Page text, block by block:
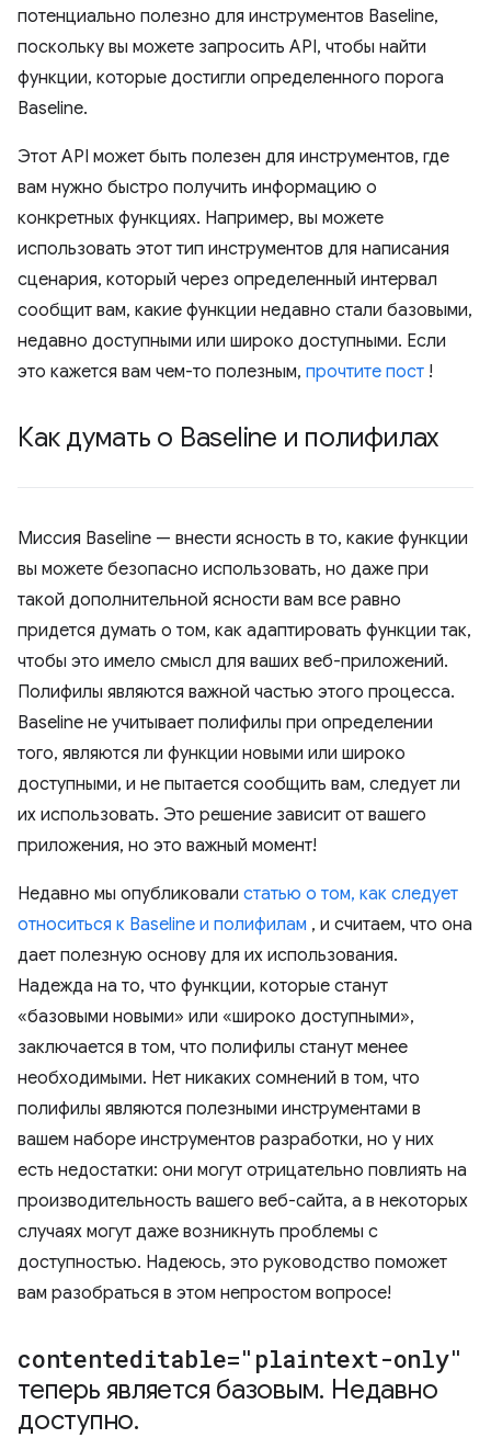
потенциально полезно для инструментов Baseline,
поскольку вы можете запросить API, чтобы найти
функции, которые достигли определенного порога
Baseline.
Этот API может быть полезен для инструментов, где
вам нужно быстро получить информацию о
конкретных функциях. Например, вы можете
использовать этот тип инструментов для написания
сценария, который через определенный интервал
сообщит вам, какие функции недавно стали базовыми,
недавно доступными или широко доступными. Если
это кажется вам чем-то полезным, прочтите пост !
Как думать о Baseline и полифилах
Миссия Baseline — внести ясность в то, какие функции
вы можете безопасно использовать, но даже при
такой дополнительной ясности вам все равно
придется думать о том, как адаптировать функции так,
чтобы это имело смысл для ваших веб-приложений.
Полифилы являются важной частью этого процесса.
Baseline не учитывает полифилы при определении
того, являются ли функции новыми или широко
доступными, и не пытается сообщить вам, следует ли
их использовать. Это решение зависит от вашего
приложения, но это важный момент!
Недавно мы опубликовали статью о том, как следует
относиться к Baseline и полифилам , и считаем, что она
дает полезную основу для их использования.
Надежда на то, что функции, которые станут
«базовыми новыми» или «широко доступными»,
заключается в том, что полифилы станут менее
необходимыми. Нет никаких сомнений в том, что
полифилы являются полезными инструментами в
вашем наборе инструментов разработки, но у них
есть недостатки: они могут отрицательно повлиять на
производительность вашего веб-сайта, а в некоторых
случаях могут даже возникнуть проблемы с
доступностью. Надеюсь, это руководство поможет
вам разобраться в этом непростом вопросе!
contenteditable="plaintext-only"
теперь является базовым. Недавно
доступно.